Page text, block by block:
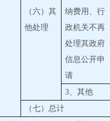
（六）其
他处理
纳费用、行
政机关不再
处理其政府
信息公开申
请
3、其他
（七）总计